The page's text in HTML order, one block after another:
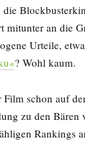
an die
Urteile,
? Wohl kaum.
schon auf
zu den Bären
Rankings